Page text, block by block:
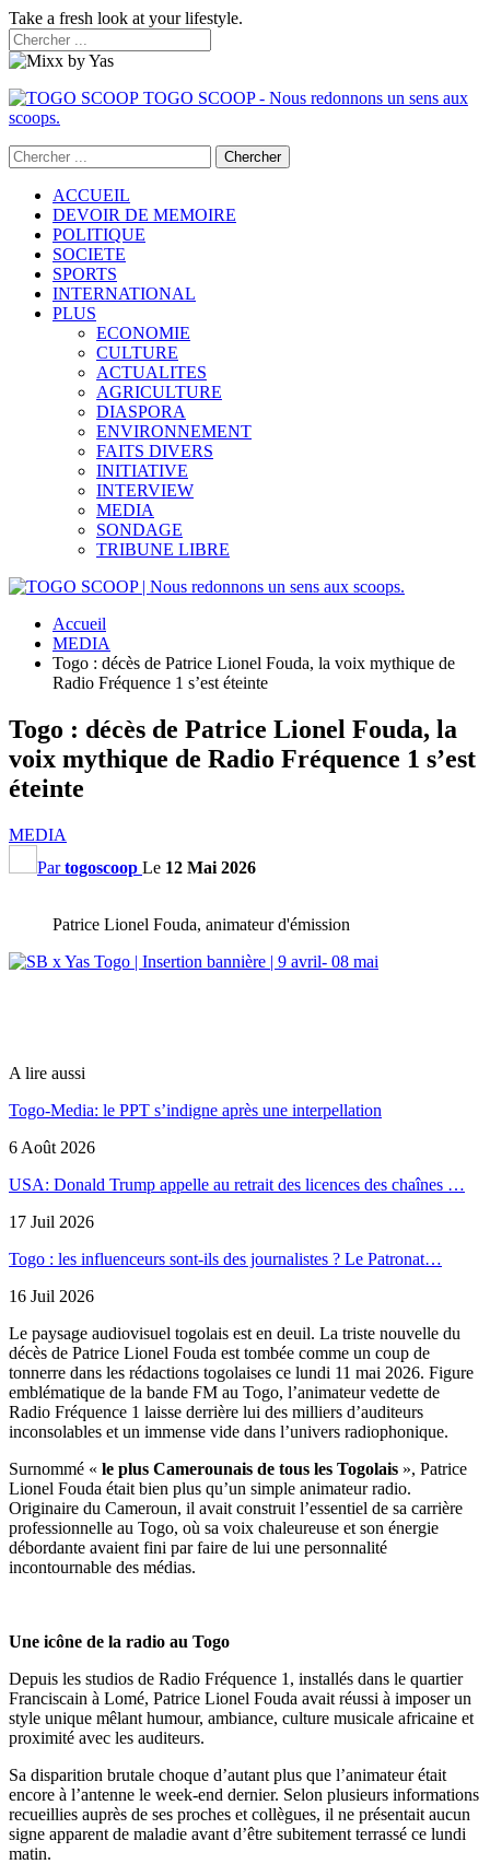
Take a fresh look at your lifestyle.
TOGO SCOOP - Nous redonnons un sens aux
scoops.
ACCUEIL
DEVOIR DE MEMOIRE
POLITIQUE
SOCIETE
SPORTS
INTERNATIONAL
PLUS
ECONOMIE
CULTURE
ACTUALITES
AGRICULTURE
DIASPORA
ENVIRONNEMENT
FAITS DIVERS
INITIATIVE
INTERVIEW
MEDIA
SONDAGE
TRIBUNE LIBRE
Accueil
MEDIA
Togo : décès de Patrice Lionel Fouda, la voix mythique de
Radio Fréquence 1 s’est éteinte
Togo : décès de Patrice Lionel Fouda, la
voix mythique de Radio Fréquence 1 s’est
éteinte
MEDIA
Partogoscoop Le 12 Mai 2026
Patrice Lionel Fouda, animateur d'émission
A lire aussi
Togo-Media: le PPT s’indigne après une interpellation
6 Août 2026
USA: Donald Trump appelle au retrait des licences des chaînes …
17 Juil 2026
Togo : les influenceurs sont-ils des journalistes ? Le Patronat…
16 Juil 2026
Le paysage audiovisuel togolais est en deuil. La triste nouvelle du
décès de Patrice Lionel Fouda est tombée comme un coup de
tonnerre dans les rédactions togolaises ce lundi 11 mai 2026. Figure
emblématique de la bande FM au Togo, l’animateur vedette de
Radio Fréquence 1 laisse derrière lui des milliers d’auditeurs
inconsolables et un immense vide dans l’univers radiophonique.
Surnommé « le plus Camerounais de tous les Togolais », Patrice
Lionel Fouda était bien plus qu’un simple animateur radio.
Originaire du Cameroun, il avait construit l’essentiel de sa carrière
professionnelle au Togo, où sa voix chaleureuse et son énergie
débordante avaient fini par faire de lui une personnalité
incontournable des médias.
Une icône de la radio au Togo
Depuis les studios de Radio Fréquence 1, installés dans le quartier
Franciscain à Lomé, Patrice Lionel Fouda avait réussi à imposer un
style unique mêlant humour, ambiance, culture musicale africaine et
proximité avec les auditeurs.
Sa disparition brutale choque d’autant plus que l’animateur était
encore à l’antenne le week-end dernier. Selon plusieurs informations
recueillies auprès de ses proches et collègues, il ne présentait aucun
signe apparent de maladie avant d’être subitement terrassé ce lundi
matin.